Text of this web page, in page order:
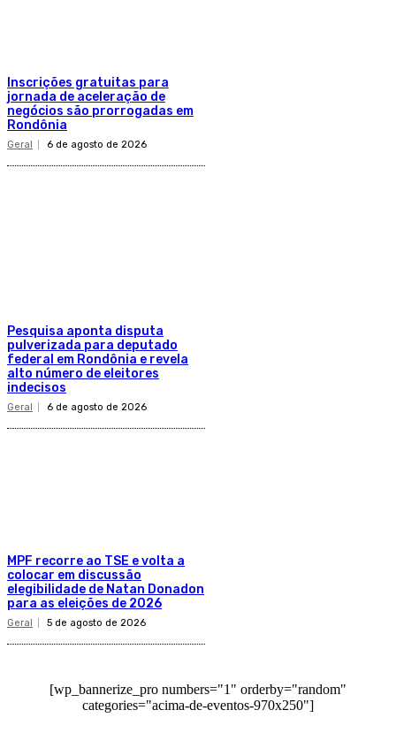
Inscrições gratuitas para
jornada de aceleração de
negócios são prorrogadas em
Rondônia
Geral 6 de agosto de 2026
Pesquisa aponta disputa
pulverizada para deputado
federal em Rondônia e revela
alto número de eleitores
indecisos
Geral 6 de agosto de 2026
MPF recorre ao TSE e volta a
colocar em discussão
elegibilidade de Natan Donadon
para as eleições de 2026
Geral 5 de agosto de 2026
[wp_bannerize_pro numbers="1" orderby="random"
categories="acima-de-eventos-970x250"]